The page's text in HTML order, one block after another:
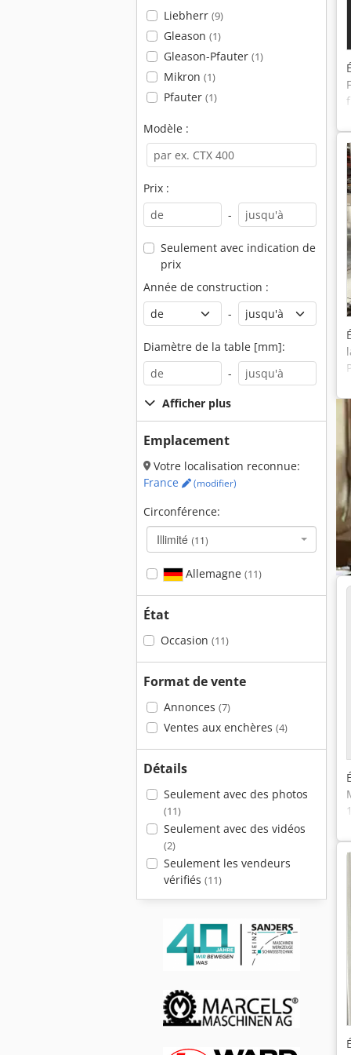
Liebherr (9)
Gleason (1)
Gleason-Pfauter (1)
Mikron (1)
Pfauter (1)
Modèle :
Prix :
-
Seulement avec indication de
prix
Année de construction :
-
Diamètre de la table [mm]:
-
Afficher plus
Emplacement
Votre localisation reconnue:
France
(modifier)
Circonférence:
Illimité (11)
Allemagne (11)
État
Occasion (11)
Format de vente
Annonces (7)
Ventes aux enchères (4)
Détails
Seulement avec des photos
(11)
Seulement avec des vidéos
(2)
Seulement les vendeurs
vérifiés (11)